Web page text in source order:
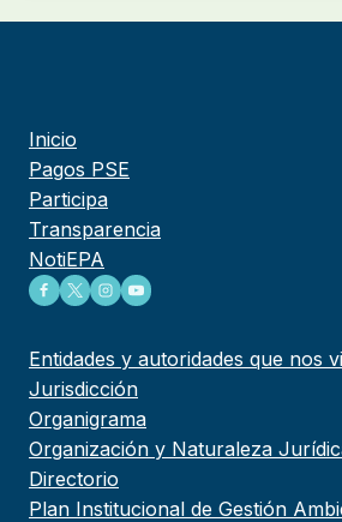
Inicio
Pagos PSE
Participa
Transparencia
NotiEPA
Entidades y autoridades que nos
Jurisdicción
Organigrama
Organización y Naturaleza
Directorio
Plan Institucional de Gestión